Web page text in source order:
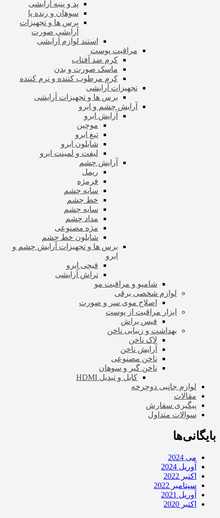
پد و پنبه آرایشی
سوهان و رنده پا
برس ها و تجهیزات
آرایشی صورت
استند لوازم آرایشی
مراقبت پوست
کرم ضد آفتاب
ماسک صورت و بدن
کرم مرطوب کننده و نرم کننده
تجهیزات آرایشی
برس ها و تجهیزات آرایشی
آرایش چشم و ابرو
آرایش ابرو
موچین
تیغ ابرو
شابلون ابرو
لیفت و لمینت ابرو
آرایش چشم
ریمل
فرمژه
سایه چشم
خط چشم
سایه چشم
مداد چشم
مژه مصنوعی
شابلون خط چشم
برس ها و تجهیزات آرایش چشم و
ابرو
قیچی ابرو
تراش آرایشی
شامپو و مراقبت مو
لوازم شخصی برقی
اصلاح موی سر و صورت
ابزار مراقبت از پوست
فیس براش
بهداشت و زیبایی ناخن
لاک ناخن
آرایش ناخن
ناخن مصنوعی
ناخن گیر و سوهان
کابل و تبدیل HDMI
لوازم جانبی دوچرخه
مقالات
پیگیری سفارش
سوالات متداول
بایگانی‌ها
می 2024
آوریل 2024
اکتبر 2022
سپتامبر 2022
آوریل 2021
اکتبر 2020